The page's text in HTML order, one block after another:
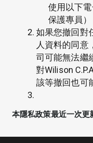
使用以下
保護專員
如果您撤回對
人資料的同意
司可能無法繼
對Wilison
該等撤回也可
本隱私政策最近一次更